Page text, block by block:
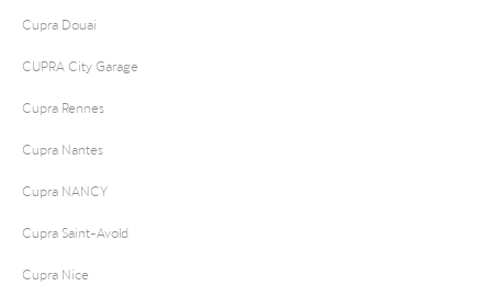
Cupra Douai
CUPRA City Garage
Cupra Rennes
Cupra Nantes
Cupra NANCY
Cupra Saint-Avold
Cupra Nice